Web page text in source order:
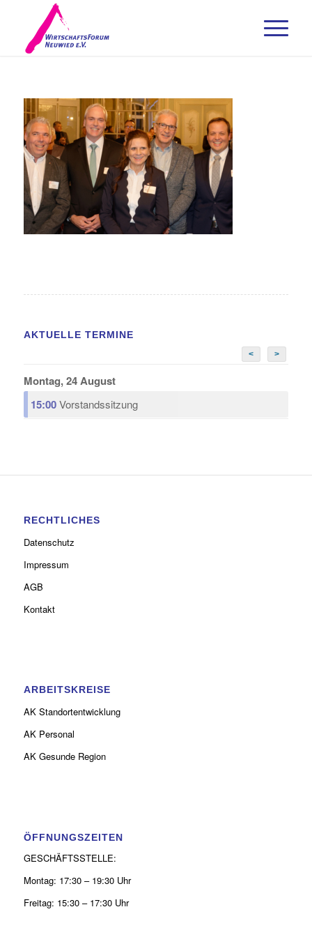
AKTUELLE TERMINE
< >
Montag, 24 August
15:00Vorstandssitzung
RECHTLICHES
Datenschutz
Impressum
AGB
Kontakt
ARBEITSKREISE
AK Standortentwicklung
AK Personal
AK Gesunde Region
ÖFFNUNGSZEITEN
GESCHÄFTSSTELLE:
Montag: 17:30 – 19:30 Uhr
Freitag: 15:30 – 17:30 Uhr